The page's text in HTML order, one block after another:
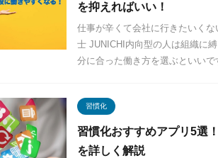
を抑えればいい！
仕事が辛くて会社に行きたいく
士 JUNICHI内向型の人は組織に
分に合った働き方を選ぶといい
習慣化
習慣化おすすめアプリ5選
を詳しく解説